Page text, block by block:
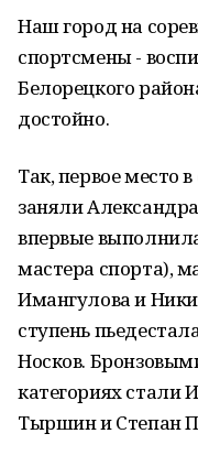
Наш город на
спортсмены -
Белорецкого
достойно.
Так, первое место
заняли
впервые
мастера спорта),
Имангулова и
ступень
Носков.
категориях стали
Тыршин и Степан